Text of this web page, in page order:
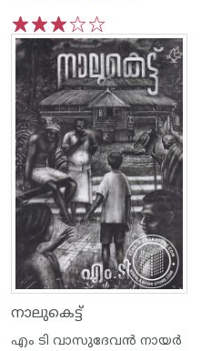
5
4
3
2
1
നാലുകെട്ട്
എം ടി വാസുദേവന്‍ നായര്‍